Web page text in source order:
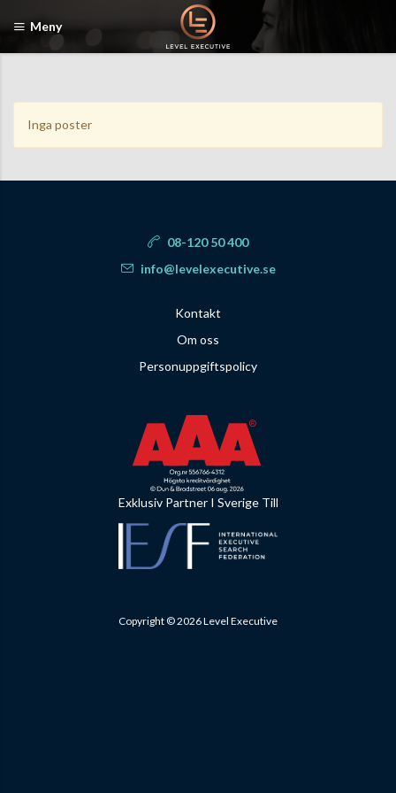
Meny
Inga poster
08-120 50 400
info@levelexecutive.se
Kontakt
Om oss
Personuppgiftspolicy
Exklusiv Partner I Sverige Till
Copyright © 2026 Level Executive